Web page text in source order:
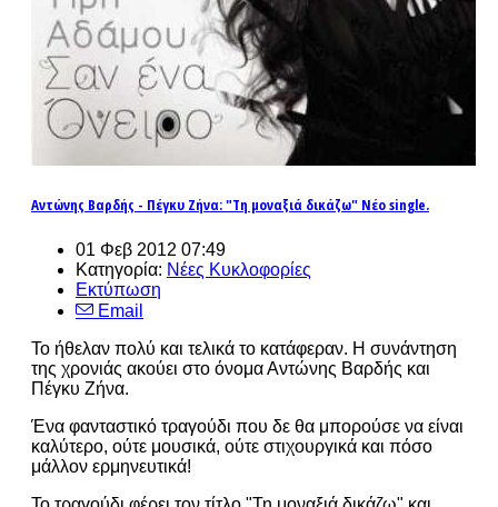
Αντώνης Βαρδής - Πέγκυ Ζήνα: "Τη μοναξιά δικάζω" Νέο single.
01 Φεβ 2012 07:49
Κατηγορία: Νέες Κυκλοφορίες
Εκτύπωση
Email
Το ήθελαν πολύ και τελικά το κατάφεραν. Η συνάντηση
της χρονιάς ακούει στο όνομα Αντώνης Βαρδής και
Πέγκυ Ζήνα.
Ένα φανταστικό τραγούδι που δε θα μπορούσε να είναι
καλύτερο, ούτε μουσικά, ούτε στιχουργικά και πόσο
μάλλον ερμηνευτικά!